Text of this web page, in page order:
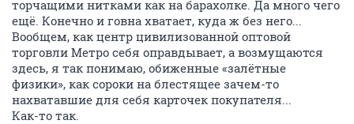
торчащими нитками как на барахолке. Да много чего
ещё. Конечно и говна хватает, куда ж без него...
Вообщем, как центр цивилизованной оптовой
торговли Метро себя оправдывает, а возмущаются
здесь, я так понимаю, обиженные «залётные
физики», как сороки на блестящее зачем-то
нахватавшие для себя карточек покупателя...
Как-то так.